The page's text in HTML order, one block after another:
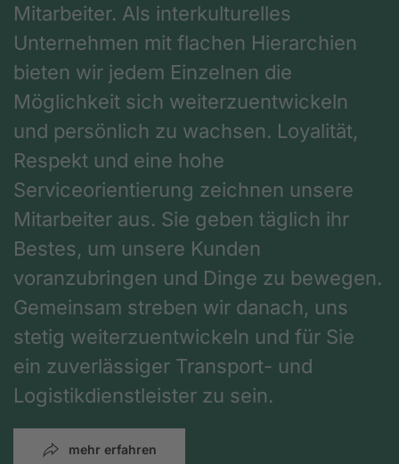
Mitarbeiter. Als interkulturelles
Unternehmen mit flachen Hierarchien
bieten wir jedem Einzelnen die
Möglichkeit sich weiterzuentwickeln
und persönlich zu wachsen. Loyalität,
Respekt und eine hohe
Serviceorientierung zeichnen unsere
Mitarbeiter aus. Sie geben täglich ihr
Bestes, um unsere Kunden
voranzubringen und Dinge zu bewegen.
Gemeinsam streben wir danach, uns
stetig weiterzuentwickeln und für Sie
ein zuverlässiger Transport- und
Logistikdienstleister zu sein.
mehr erfahren